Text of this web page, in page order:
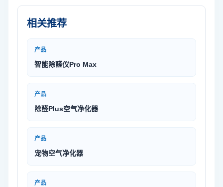
相关推荐
产品
智能除醛仪Pro Max
产品
除醛Plus空气净化器
产品
宠物空气净化器
产品